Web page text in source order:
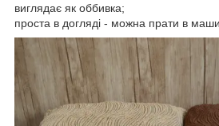
виглядає як оббивка;
проста в догляді - можна прати в